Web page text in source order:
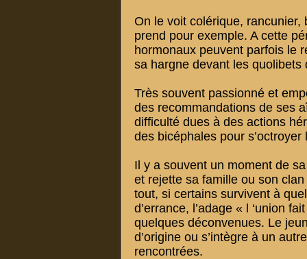
On le voit colérique, rancunier,
prend pour exemple. A cette
hormonaux peuvent parfois le
sa hargne devant les quolibets
Très souvent passionné et
des recommandations de ses
difficulté dues à des actions
des bicéphales pour
Il y a souvent un moment de
et rejette sa famille ou son
tout, si certains survivent à
d’errance, l’adage « l ‘union
quelques déconvenues. Le
d’origine ou s’intègre à un
rencontrées.